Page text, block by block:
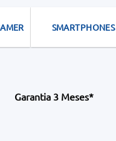
SMARTPHONES
Garantia 3 Meses*